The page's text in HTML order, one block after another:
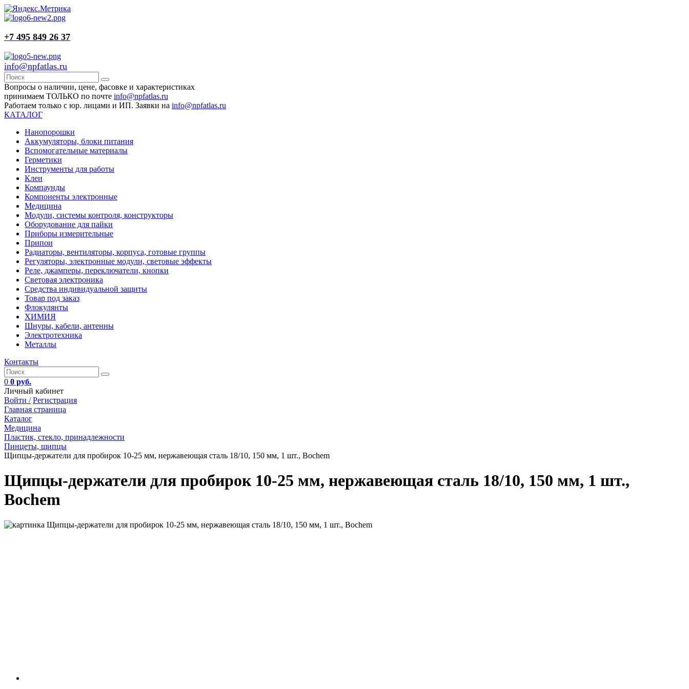
+7 495 849 26 37
info@npfatlas.ru
Вопросы о наличии, цене, фасовке и характеристиках
принимаем ТОЛЬКО по почте info@npfatlas.ru
Работаем только с юр. лицами и ИП. Заявки на info@npfatlas.ru
КАТАЛОГ
Нанопорошки
Аккумуляторы, блоки питания
Вспомогательные материалы
Герметики
Инструменты для работы
Клеи
Компаунды
Компоненты электронные
Медицина
Модули, системы контроля, конструкторы
Оборудование для пайки
Приборы измерительные
Припои
Радиаторы, вентиляторы, корпуса, готовые группы
Регуляторы, электронные модули, световые эффекты
Реле, джамперы, переключатели, кнопки
Световая электроника
Средства индивидуальной защиты
Товар под заказ
Флокулянты
ХИМИЯ
Шнуры, кабели, антенны
Электротехника
Металлы
Контакты
0 0 руб.
Личный кабинет
Войти / Регистрация
Главная страница
Каталог
Медицина
Пластик, стекло, принадлежности
Пинцеты, щипцы
Щипцы-держатели для пробирок 10-25 мм, нержавеющая сталь 18/10, 150 мм, 1 шт., Bochem
Щипцы-держатели для пробирок 10-25 мм, нержавеющая сталь 18/10, 150 мм, 1 шт.,
Bochem